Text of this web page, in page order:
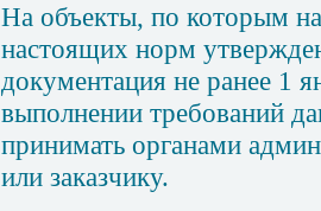
На объекты, по которым
настоящих норм
документация не ранее 1
выполнении требований
принимать органами
или заказчику.